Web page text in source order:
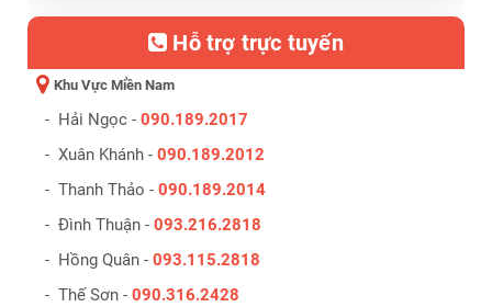
Hỗ trợ trực tuyến
Khu Vực Miền Nam
- Hải Ngọc - 090.189.2017
- Xuân Khánh - 090.189.2012
- Thanh Thảo - 090.189.2014
- Đình Thuận - 093.216.2818
- Hồng Quân - 093.115.2818
- Thế Sơn - 090.316.2428